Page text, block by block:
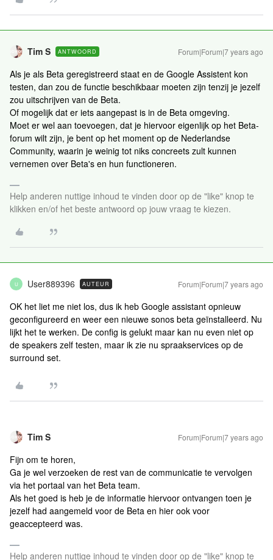
Tim S ANTWOORD Forum|Forum|7 years ago
Als je als Beta geregistreerd staat en de Google Assistent kon
testen, dan zou de functie beschikbaar moeten zijn tenzij je jezelf
zou uitschrijven van de Beta.
Of mogelijk dat er iets aangepast is in de Beta omgeving.
Moet er wel aan toevoegen, dat je hiervoor eigenlijk op het Beta-
forum wilt zijn, je bent op het moment op de Nederlandse
Community, waarin je weinig tot niks concreets zult kunnen
vernemen over Beta's en hun functioneren.
Help anderen nuttige inhoud te vinden door op de "like" knop te
klikken en/of het beste antwoord op jouw vraag te kiezen.
U User889396 AUTEUR Forum|Forum|7 years ago
OK het liet me niet los, dus ik heb Google assistant opnieuw
geconfigureerd en weer een nieuwe sonos beta geïnstalleerd. Nu
lijkt het te werken. De config is gelukt maar kan nu even niet op
de speakers zelf testen, maar ik zie nu spraakservices op de
surround set.
Tim S Forum|Forum|7 years ago
Fijn om te horen,
Ga je wel verzoeken de rest van de communicatie te vervolgen
via het portaal van het Beta team.
Als het goed is heb je de informatie hiervoor ontvangen toen je
jezelf had aangemeld voor de Beta en hier ook voor
geaccepteerd was.
Help anderen nuttige inhoud te vinden door op de "like" knop te